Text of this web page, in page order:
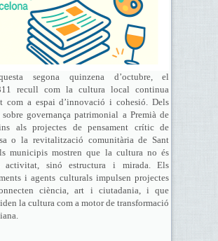
segona quinzena d’octubre, el
recull com la cultura local continua
com a espai d’innovació i cohesió. Dels
sobre governança patrimonial a Premià de
als projectes de pensament crític de
o la revitalització comunitària de Sant
municipis mostren que la cultura no és
activitat, sinó estructura i mirada. Els
i agents culturals impulsen projectes
ciència, art i ciutadania, i que
la cultura com a motor de transformació